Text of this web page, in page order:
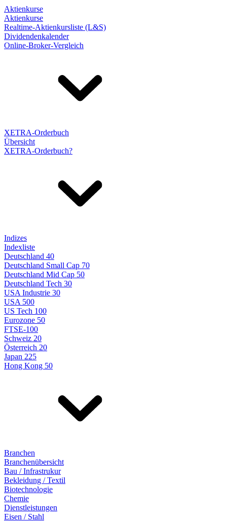
Aktienkurse
Aktienkurse
Realtime-Aktienkursliste (L&S)
Dividendenkalender
Online-Broker-Vergleich
XETRA-Orderbuch
Übersicht
XETRA-Orderbuch?
Indizes
Indexliste
Deutschland 40
Deutschland Small Cap 70
Deutschland Mid Cap 50
Deutschland Tech 30
USA Industrie 30
USA 500
US Tech 100
Eurozone 50
FTSE-100
Schweiz 20
Österreich 20
Japan 225
Hong Kong 50
Branchen
Branchenübersicht
Bau / Infrastrukur
Bekleidung / Textil
Biotechnologie
Chemie
Dienstleistungen
Eisen / Stahl